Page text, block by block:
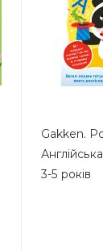
Gakken.
3-5 років